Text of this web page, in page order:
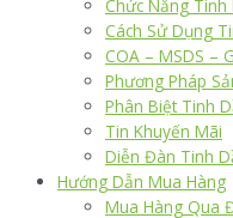
Chức Năng Tinh
Cách Sử Dụng
COA – MSDS –
Phương Pháp
Phân Biệt Tinh
Tin Khuyến Mãi
Diễn Đàn Tinh
Hướng Dẫn Mua Hàng
Mua Hàng Qua